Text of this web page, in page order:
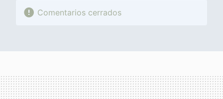
Comentarios cerrados